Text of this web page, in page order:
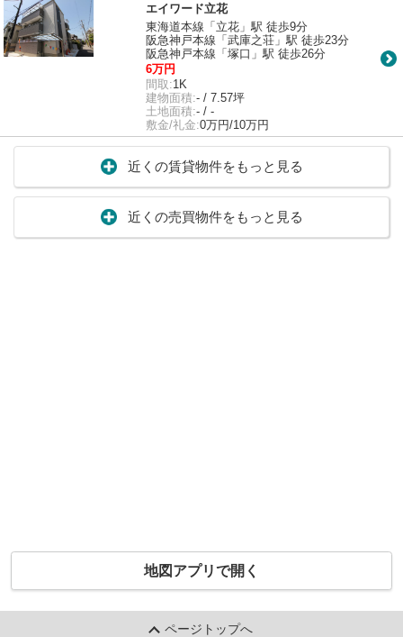
エイワード立花
東海道本線「立花」駅 徒歩9分
阪急神戸本線「武庫之荘」駅 徒歩23分
阪急神戸本線「塚口」駅 徒歩26分
6万円
間取:1K
建物面積:- / 7.57坪
土地面積:- / -
敷金/礼金:0万円/10万円
近くの賃貸物件をもっと見る
近くの売買物件をもっと見る
地図アプリで開く
ページトップへ